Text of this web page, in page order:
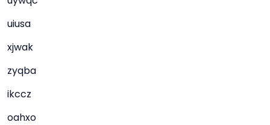
uiusa
xjwak
zyqba
ikccz
oahxo